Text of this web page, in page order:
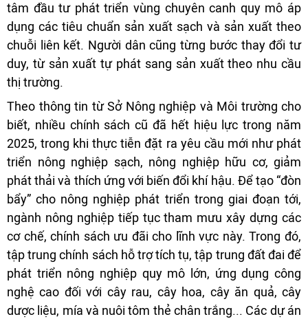
tâm đầu tư phát triển vùng chuyên canh quy mô áp
dụng các tiêu chuẩn sản xuất sạch và sản xuất theo
chuỗi liên kết. Người dân cũng từng bước thay đổi tư
duy, từ sản xuất tự phát sang sản xuất theo nhu cầu
thị trường.
Theo thông tin từ Sở Nông nghiệp và Môi trường cho
biết, nhiều chính sách cũ đã hết hiệu lực trong năm
2025, trong khi thực tiễn đặt ra yêu cầu mới như phát
triển nông nghiệp sạch, nông nghiệp hữu cơ, giảm
phát thải và thích ứng với biến đổi khí hậu. Để tạo “đòn
bẩy” cho nông nghiệp phát triển trong giai đoạn tới,
ngành nông nghiệp tiếp tục tham mưu xây dựng các
cơ chế, chính sách ưu đãi cho lĩnh vực này. Trong đó,
tập trung chính sách hỗ trợ tích tụ, tập trung đất đai để
phát triển nông nghiệp quy mô lớn, ứng dụng công
nghệ cao đối với cây rau, cây hoa, cây ăn quả, cây
dược liệu, mía và nuôi tôm thẻ chân trắng... Các dự án